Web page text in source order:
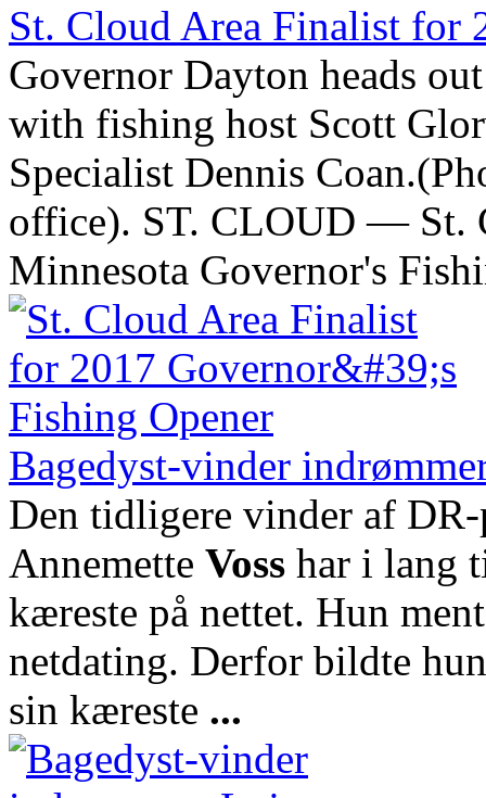
St. Cloud Area Finalist for
Governor Dayton heads
with fishing host Scott
Specialist Dennis
office). ST. CLOUD — St.
Minnesota Governor's
Bagedyst-vinder
Den tidligere vinder af
Annemette Voss har i lang
kæreste på nettet. Hun
netdating. Derfor bildte
sin kæreste ...